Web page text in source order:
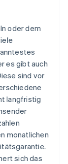
oder dem
es gibt auch
sind vor
langfristig
monatlichen
sich das